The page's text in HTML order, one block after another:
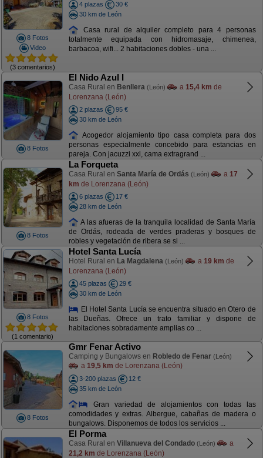
8 Fotos
Video
(3 comentarios)
4 plazas
30 €
30 km de León
Casa rural de alquiler completo para 4 personas
totalmente equipada con hidromasaje, chimenea,
barbacoa, wifi... 2 habitaciones dobles - una ...
8 Fotos
El Nido Azul I
Casa Rural en Benllera (León) a 15,4 km de
Lorenzana (León)
2 plazas
95 €
30 km de León
Acogedor alojamiento tipo casa completa para dos
personas especialmente concebido para estancias en
pareja. Con jacuzzi xxl, cama extragrand ...
8 Fotos
La Forqueta
Casa Rural en Santa María de Ordás (León) a 17
km de Lorenzana (León)
6 plazas
17 €
28 km de León
A las afueras de la tranquila localidad de Santa María
de Ordás, rodeada de verdes praderas y bosques de
robles y vegetación de ribera se si ...
8 Fotos
(1 comentario)
Hotel Santa Lucía
Hotel Rural en La Magdalena (León) a 19 km de
Lorenzana (León)
45 plazas
29 €
30 km de León
El Hotel Santa Lucía se encuentra situado en Otero de
las Dueñas. Ofrece un trato familiar y dispone de
habitaciones sobradamente amplias co ...
8 Fotos
Gmr Fenar Activo
Camping y Bungalows en Robledo de Fenar (León)
a 19,5 km de Lorenzana (León)
3-200 plazas
12 €
35 km de León
Gran variedad de alojamientos con todas las
comodidades y extras. Albergue, cabañas de madera o
bungalows. Disponemos de todos los servicios ...
El Porma
Casa Rural en Villanueva del Condado (León)
a
21,2 km de Lorenzana (León)